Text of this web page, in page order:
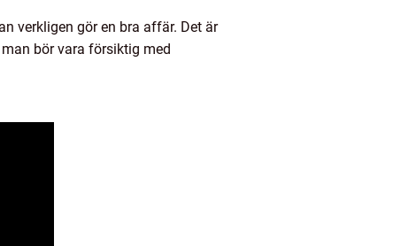
verkligen gör en bra affär. Det är
bör vara försiktig med